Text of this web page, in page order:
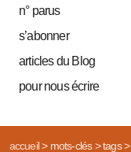
n° parus
s’abonner
articles du Blog
pour nous écrire
accueil> mots-clés> tags>